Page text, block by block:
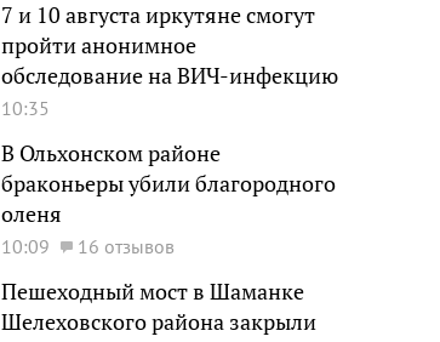
7 и 10 августа иркутяне смогут
пройти анонимное
обследование на ВИЧ-инфекцию
10:35
В Ольхонском районе
браконьеры убили благородного
оленя
10:09 16 отзывов
Пешеходный мост в Шаманке
Шелеховского района закрыли